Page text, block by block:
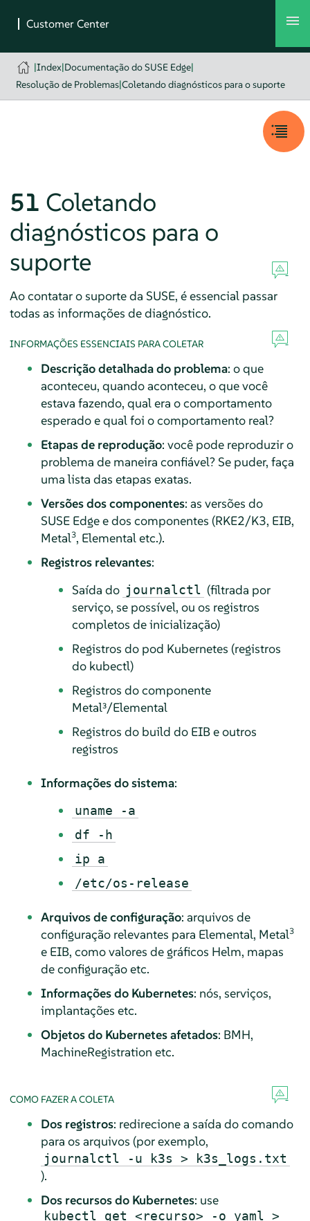
|Index|Documentação do SUSE Edge|
Resolução de Problemas|Coletando diagnósticos para o suporte
51 Coletando
diagnósticos para o
suporte
Ao contatar o suporte da SUSE, é essencial passar
todas as informações de diagnóstico.
INFORMAÇÕES ESSENCIAIS PARA COLETAR
Descrição detalhada do problema: o que
aconteceu, quando aconteceu, o que você
estava fazendo, qual era o comportamento
esperado e qual foi o comportamento real?
Etapas de reprodução: você pode reproduzir o
problema de maneira confiável? Se puder, faça
uma lista das etapas exatas.
Versões dos componentes: as versões do
SUSE Edge e dos componentes (RKE2/K3, EIB,
Metal3, Elemental etc.).
Registros relevantes:
Saída do journalctl (filtrada por
serviço, se possível, ou os registros
completos de inicialização)
Registros do pod Kubernetes (registros
do kubectl)
Registros do componente
Metal³/Elemental
Registros do build do EIB e outros
registros
Informações do sistema:
uname -a
df -h
ip a
/etc/os-release
Arquivos de configuração: arquivos de
configuração relevantes para Elemental, Metal3
e EIB, como valores de gráficos Helm, mapas
de configuração etc.
Informações do Kubernetes: nós, serviços,
implantações etc.
Objetos do Kubernetes afetados: BMH,
MachineRegistration etc.
COMO FAZER A COLETA
Dos registros: redirecione a saída do comando
para os arquivos (por exemplo,
journalctl -u k3s > k3s_logs.txt
).
Dos recursos do Kubernetes: use
kubectl get <recurso> -o yaml >